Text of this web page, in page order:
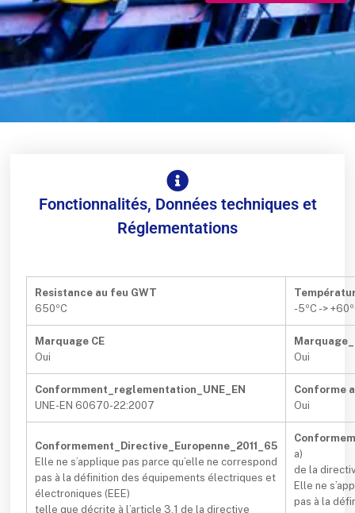
Fonctionnalités, Données techniques et
Réglementations
Resistance au feu GWT
650ºC
-5ºC ->
Marquage CE
Oui
Oui
Conformment_reglementation_UNE_EN
UNE-EN 60670-22:2007
Conforme
Oui
Conformement_Directive_Europenne_2011_65
Elle ne s’applique pas parce qu’elle ne correspond
pas à la définition des équipements électriques et
électroniques (EEE)
telle que décrite à l’article 3.1 de la directive
a)
de la
Elle ne
pas à la